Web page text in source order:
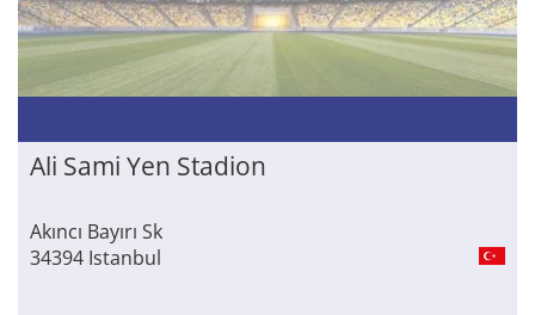
Ali Sami Yen Stadion
Akıncı Bayırı Sk
34394 Istanbul